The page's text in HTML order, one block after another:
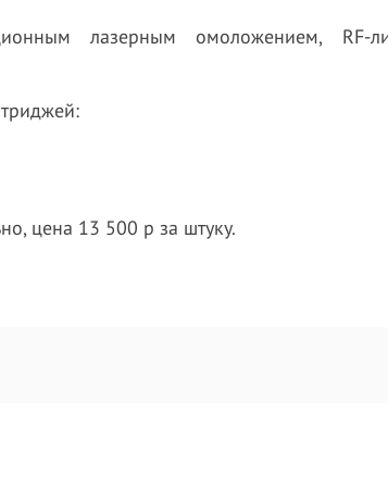
лазерным омоложением, RF-
цена 13 500 р за штуку.